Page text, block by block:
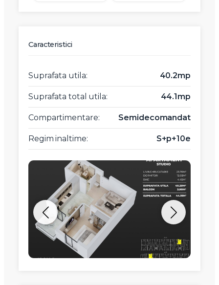
Caracteristici
Suprafata utila: 40.2mp
Suprafata total utila: 44.1mp
Compartimentare: Semidecomandat
Regim inaltime: S+p+10e